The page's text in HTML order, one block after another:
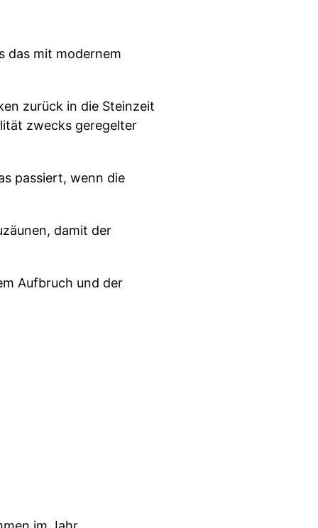
das mit modernem
zurück in die Steinzeit
zwecks geregelter
passiert, wenn die
damit der
Aufbruch und der